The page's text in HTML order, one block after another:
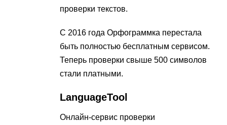
проверки текстов.
С 2016 года Орфограммка перестала
быть полностью бесплатным сервисом.
Теперь проверки свыше 500 символов
стали платными.
LanguageTool
Онлайн-сервис проверки